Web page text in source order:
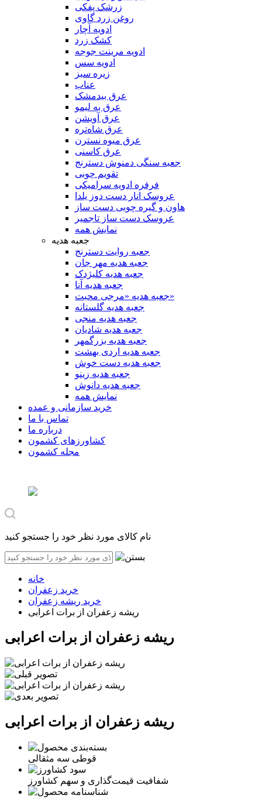
زرشک پفکی
روغن زرد گاوی
ادویه آچار
کشک زرد
ادویه مرینت جوجه
ادویه سس
زیره سبز
عناب
عرق بیدمشک
عرق به لیمو
عرق آویشن
عرق شاه‌تره
عرق میوه نسترن
عرق کاسنی
جعبه سنگی دمنوش دسترنج
تقویم چوبی
فرفره ادویه سرامیکی
عروسک انار دست دوز یلدا
هاون و گیره چوبی دست ساز
عروسک دست ساز تاجمیر
نمایش همه
جعبه هدیه
جعبه روایت دسترنج
جعبه هدیه مهر جان
جعبه هدیه کلیژدک
جعبه هدیه آنا
جعبه هدیه «مرجی محبت»
جعبه هدیه گلستانه
جعبه هدیه منجی
جعبه هدیه شادیان
جعبه هدیه بزرگمهر
جعبه هدیه اردی بهشت
جعبه هدیه دست خوش
جعبه هدیه زینو
جعبه هدیه دانوش
نمایش همه
خرید سازمانی و عمده
تماس با ما
درباره ما
کشاورزهای کشمون
مجله کشمون
نام کالای مورد نظر خود را جستجو کنید
خانه
خرید زعفران
خرید ریشه زعفران
ریشه زعفران از برات اعرابی
ریشه زعفران از برات اعرابی
ریشه زعفران از برات اعرابی
قوطی سه مثقالی
شفافیت قیمت‌گذاری و سهم کشاورز